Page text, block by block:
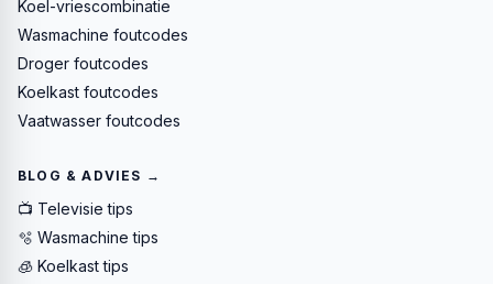
Koel-vriescombinatie
Wasmachine foutcodes
Droger foutcodes
Koelkast foutcodes
Vaatwasser foutcodes
BLOG & ADVIES →
📺 Televisie tips
🫧 Wasmachine tips
🧊 Koelkast tips